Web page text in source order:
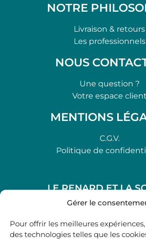
Gérer le
Pour offrir les meilleures
des technologies telles que les
NOTRE
Livraison & retours
Les professionnels
NOUS
Une question ?
Votre espace client
MENTIONS
C.G.V.
Politique de
LE RENARD ET LA
48, rue Maubec 33210
05 40 41 37 18